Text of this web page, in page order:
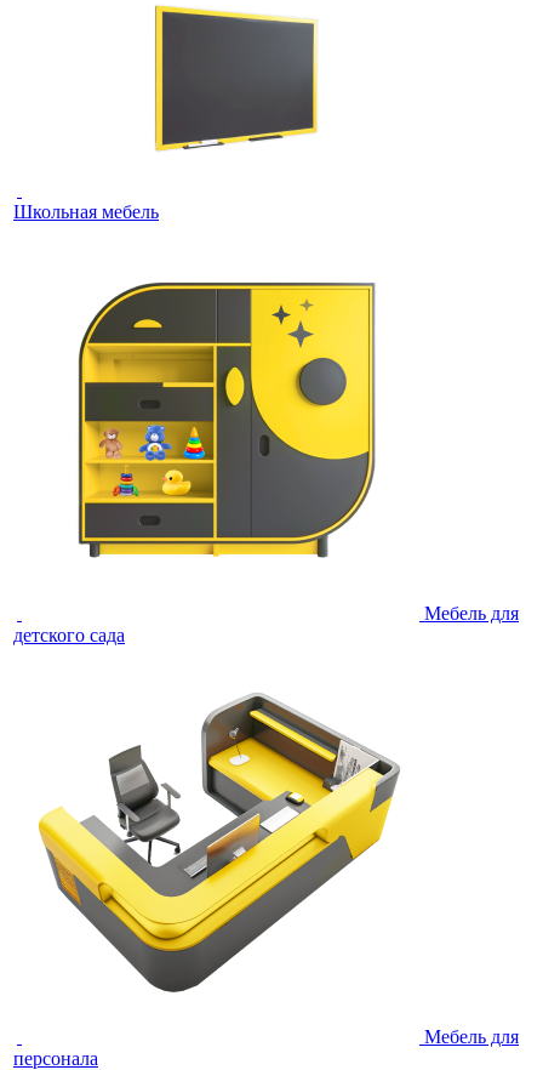
Школьная мебель
Мебель для
детского сада
Мебель для
персонала